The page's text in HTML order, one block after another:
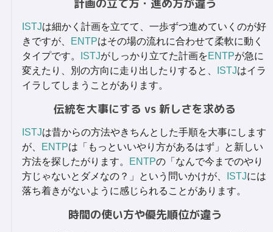
計画の立て方・進め方が違う
ISTJは細かく計画を立てて、一歩ずつ進めていくのが好
きですが、
ENTPはその場の流れに合わせて柔軟に動く
タイプです。
ISTJがしっかり立てた計画をENTPが急に
変えたり、別の方向に走り出したりすると、
ISTJはイラ
イラしてしまうことがあります。
伝統を大事にする vs 新しさを求める
ISTJは昔からの方法やきちんとした手順を大事にします
が、
ENTPは「もっといいやり方があるはず」と新しい
方法を探したがります。
ENTPの「なんで今までのやり
方じゃないとダメなの？」という問いかけが、
ISTJには
落ち着きがないように感じられることがあります。
時間の使い方や優先順位が違う